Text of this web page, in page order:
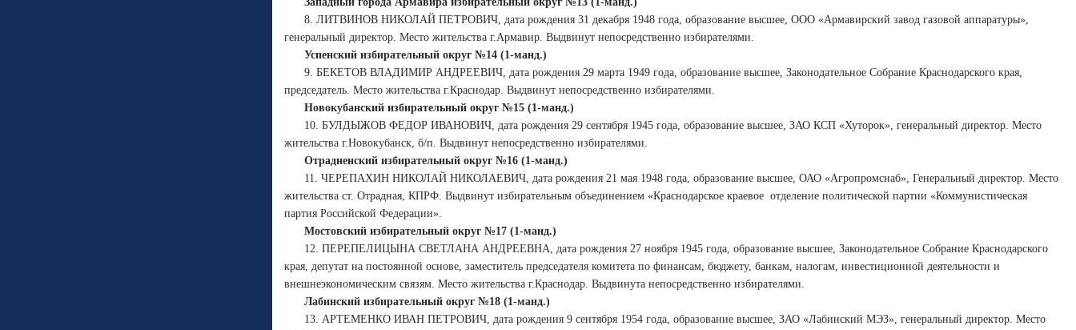
8. ЛИТВИНОВ НИКОЛАЙ ПЕТРОВИЧ, дата рождения 31 декабря 1948 года, образование высшее, ООО «Армавирский завод газовой аппаратуры»,
генеральный директор. Место жительства г.Армавир. Выдвинут непосредственно избирателями.
Успенский избирательный округ №14 (1-манд.)
9. БЕКЕТОВ ВЛАДИМИР АНДРЕЕВИЧ, дата рождения 29 марта 1949 года, образование высшее, Законодательное Собрание Краснодарского края,
председатель. Место жительства г.Краснодар. Выдвинут непосредственно избирателями.
Новокубанский избирательный округ №15 (1-манд.)
10. БУЛДЫЖОВ ФЕДОР ИВАНОВИЧ, дата рождения 29 сентября 1945 года, образование высшее, ЗАО КСП «Хуторок», генеральный директор. Место
жительства г.Новокубанск, б/п. Выдвинут непосредственно избирателями.
Отрадненский избирательный округ №16 (1-манд.)
11. ЧЕРЕПАХИН НИКОЛАЙ НИКОЛАЕВИЧ, дата рождения 21 мая 1948 года, образование высшее, ОАО «Агропромснаб», Генеральный директор. Место
жительства ст. Отрадная, КПРФ. Выдвинут избирательным объединением «Краснодарское краевое отделение политической партии «Коммунистическая
партия Российской Федерации».
Мостовский избирательный округ №17 (1-манд.)
12. ПЕРЕПЕЛИЦЫНА СВЕТЛАНА АНДРЕЕВНА, дата рождения 27 ноября 1945 года, образование высшее, Законодательное Собрание Краснодарского
края, депутат на постоянной основе, заместитель председателя комитета по финансам, бюджету, банкам, налогам, инвестиционной деятельности и
внешнеэкономическим связям. Место жительства г.Краснодар. Выдвинута непосредственно избирателями.
Лабинский избирательный округ №18 (1-манд.)
13. АРТЕМЕНКО ИВАН ПЕТРОВИЧ, дата рождения 9 сентября 1954 года, образование высшее, ЗАО «Лабинский МЭЗ», генеральный директор. Место